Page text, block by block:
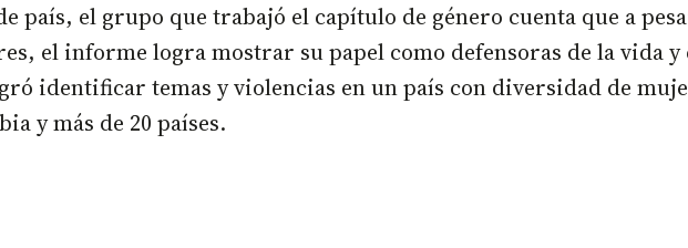
país, el grupo que trabajó el capítulo de género cuenta que a
el informe logra mostrar su papel como defensoras de la vida
identificar temas y violencias en un país con diversidad de
y más de 20 países.